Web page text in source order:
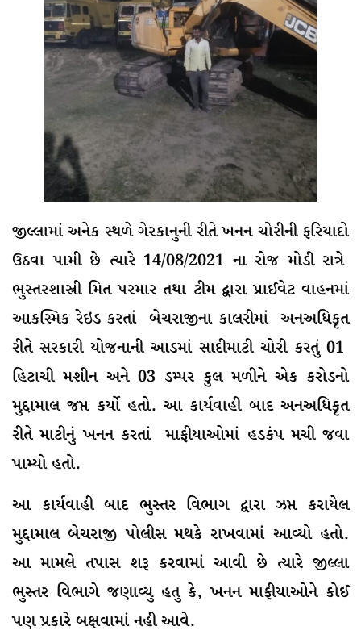
જીલ્લામાં અનેક સ્થળે ગેરકાનુની રીતે ખનન ચોરીની ફરિયાદો
ઉઠવા પામી છે ત્યારે 14/08/2021 ના રોજ મોડી રાત્રે
ભુસ્તરશાસ્રી મિત પરમાર તથા ટીમ દ્વારા પ્રાઈવેટ વાહનમાં
આકસ્મિક રેઇડ કરતાં બેચરાજીના કાલરીમાં અનઅધિકૃત
રીતે સરકારી યોજનાની આડમાં સાદીમાટી ચોરી કરતું 01
હિટાચી મશીન અને 03 ડમ્પર કુલ મળીને એક કરોડનો
મુદ્દામાલ જપ્ત કર્યો હતો. આ કાર્યવાહી બાદ અનઅધિકૃત
રીતે માટીનું ખનન કરતાં માફીયાઓમાં હડકંપ મચી જવા
પામ્યો હતો.
આ કાર્યવાહી બાદ ભુસ્તર વિભાગ દ્વારા ઝપ્ત કરાયેલ
મુદ્દામાલ બેચરાજી પોલીસ મથકે રાખવામાં આવ્યો હતો.
આ મામલે તપાસ શરૂ કરવામાં આવી છે ત્યારે જીલ્લા
ભુસ્તર વિભાગે જણાવ્યુ હતુ કે, ખનન માફીયાઓને કોઈ
પણ પ્રકારે બક્ષવામાં નહી આવે.